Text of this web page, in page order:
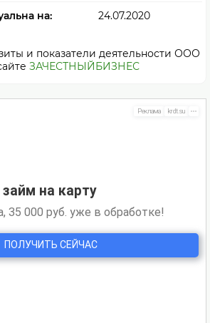
на: 24.07.2020
и показатели деятельности ООО
ЗАЧЕСТНЫЙБИЗНЕС